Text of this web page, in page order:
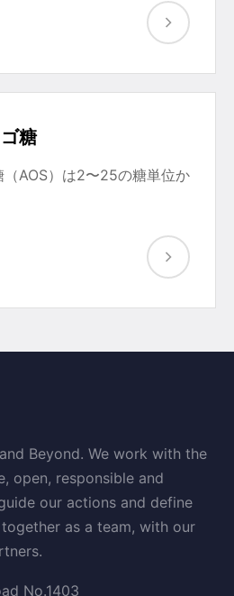
糖
AOS）は2〜25の糖単位か
Beyond. We work with the
open, responsible and
our actions and define
as a team, with our
No.1403